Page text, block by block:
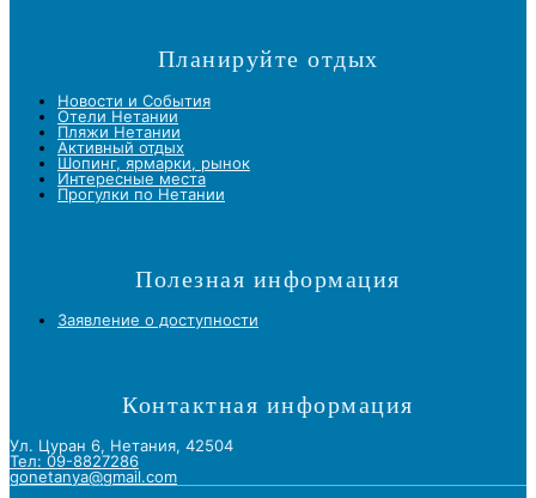
Планируйте отдых
Новости и Cобытия
Отели Нетании
Пляжи Нетании
Активный отдых
Шопинг, ярмарки, рынок
Интересные места
Прогулки по Нетании
Полезная информация
Заявление о доступности
Контактная информация
Ул. Цуран 6, Нетания, 42504
Тел: 09-8827286
gonetanya@gmail.com